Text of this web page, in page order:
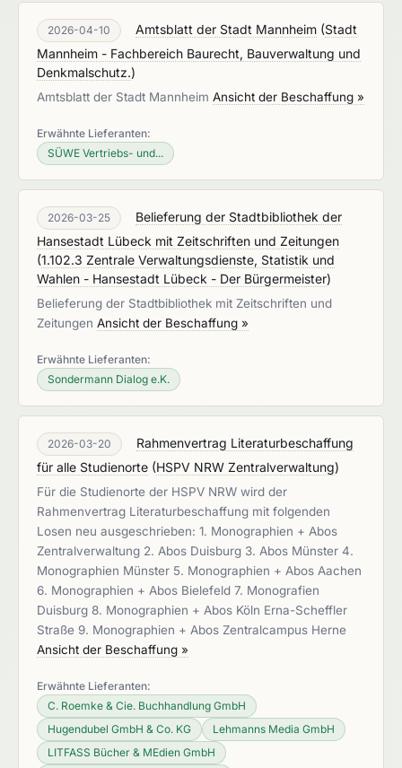
2026-04-10 Amtsblatt der Stadt Mannheim (Stadt
Mannheim - Fachbereich Baurecht, Bauverwaltung und
Denkmalschutz.)
Amtsblatt der Stadt Mannheim Ansicht der Beschaffung »
Erwähnte Lieferanten:
SÜWE Vertriebs- und...
2026-03-25
Belieferung der Stadtbibliothek der
Hansestadt Lübeck mit Zeitschriften und Zeitungen
(1.102.3 Zentrale Verwaltungsdienste, Statistik und
Wahlen - Hansestadt Lübeck - Der Bürgermeister)
Belieferung der Stadtbibliothek mit Zeitschriften und
Zeitungen Ansicht der Beschaffung »
Erwähnte Lieferanten:
Sondermann Dialog e.K.
2026-03-20
Rahmenvertrag Literaturbeschaffung
für alle Studienorte (HSPV NRW Zentralverwaltung)
Für die Studienorte der HSPV NRW wird der
Rahmenvertrag Literaturbeschaffung mit folgenden
Losen neu ausgeschrieben: 1. Monographien + Abos
Zentralverwaltung 2. Abos Duisburg 3. Abos Münster 4.
Monographien Münster 5. Monographien + Abos Aachen
6. Monographien + Abos Bielefeld 7. Monografien
Duisburg 8. Monographien + Abos Köln Erna-Scheffler
Straße 9. Monographien + Abos Zentralcampus Herne
Ansicht der Beschaffung »
Erwähnte Lieferanten:
C. Roemke & Cie. Buchhandlung GmbH
Hugendubel GmbH & Co. KG
Lehmanns Media GmbH
LITFASS Bücher & MEdien GmbH